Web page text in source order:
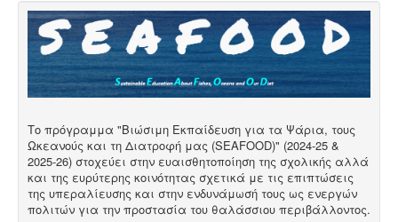
Το πρόγραμμα "Βιώσιμη Εκπαίδευση για τα Ψάρια, τους
Ωκεανούς και τη Διατροφή μας (SEAFOOD)" (2024-25 &
2025-26) στοχεύει στην ευαισθητοποίηση της σχολικής αλλά
και της ευρύτερης κοινότητας σχετικά με τις επιπτώσεις
της υπεραλίευσης και στην ενδυνάμωσή τους ως ενεργών
πολιτών για την προστασία του θαλάσσιου περιβάλλοντος.